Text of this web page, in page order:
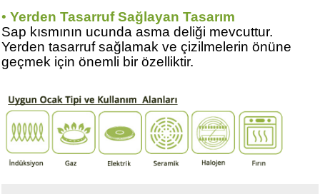
• Yerden Tasarruf Sağlayan Tasarım
Sap kısmının ucunda asma deliği mevcuttur.
Yerden tasarruf sağlamak ve çizilmelerin önüne
geçmek için önemli bir özelliktir.